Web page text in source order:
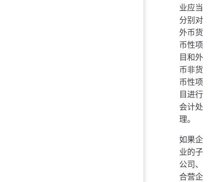
业应当
分别对
外币货
币性项
目和外
币非货
币性项
目进行
会计处
理。
如果企
业的子
公司、
合营企